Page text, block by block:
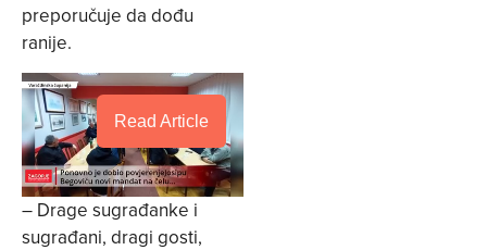
preporučuje da dođu
ranije.
Read Article
– Drage sugrađanke i
sugrađani, dragi gosti,